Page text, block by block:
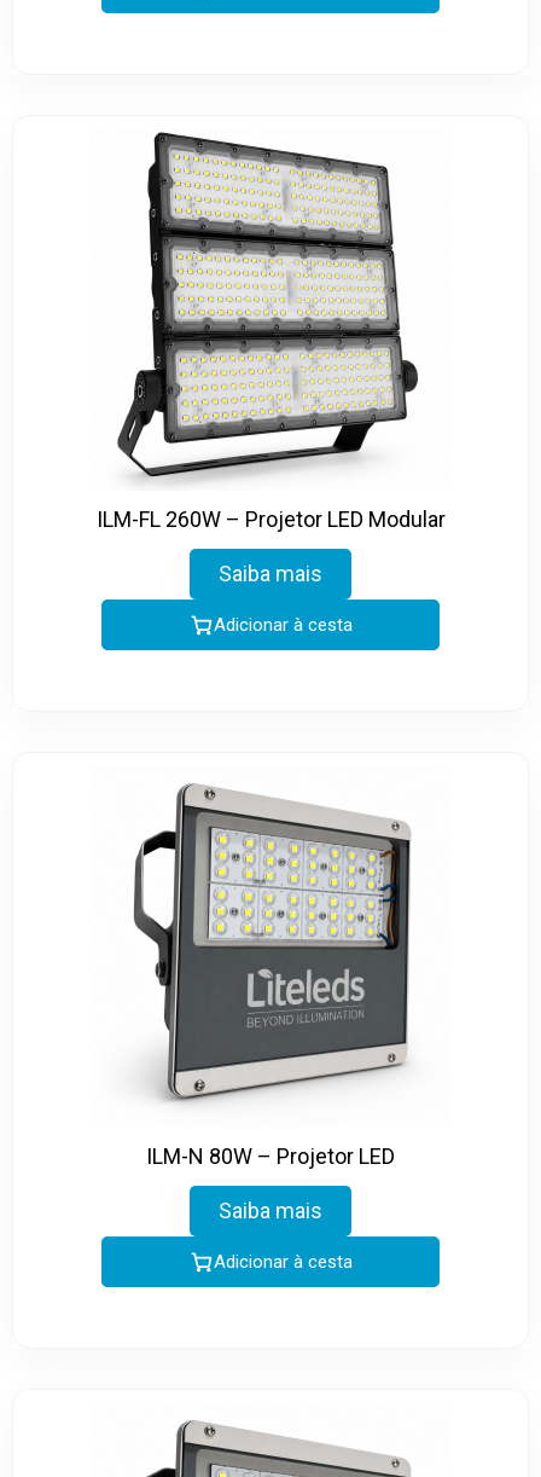
ILM-FL 260W – Projetor LED Modular
Saiba mais
Adicionar à cesta
ILM-N 80W – Projetor LED
Saiba mais
Adicionar à cesta